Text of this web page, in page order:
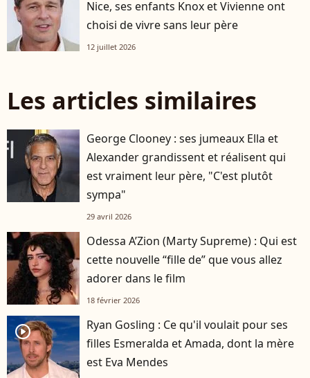
Nice, ses enfants Knox et Vivienne ont
choisi de vivre sans leur père
12 juillet 2026
Les articles similaires
George Clooney : ses jumeaux Ella et
Alexander grandissent et réalisent qui
est vraiment leur père, "C'est plutôt
sympa"
29 avril 2026
Odessa A’Zion (Marty Supreme) : Qui est
cette nouvelle “fille de” que vous allez
adorer dans le film
18 février 2026
player2
Ryan Gosling : Ce qu'il voulait pour ses
filles Esmeralda et Amada, dont la mère
est Eva Mendes